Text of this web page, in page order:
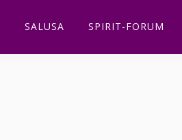
SALUSA SPIRIT-FORUM